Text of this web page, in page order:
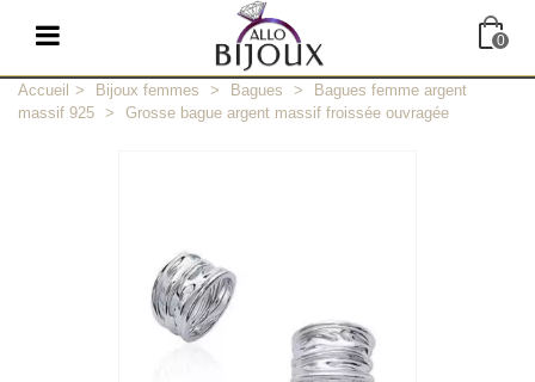
0
Accueil > Bijoux femmes > Bagues >
Bagues femme argent
massif 925 > Grosse bague argent massif froissée ouvragée